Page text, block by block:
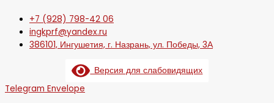
+7 (928) 798-42 06
ingkprf@yandex.ru
386101, Ингушетия, г. Назрань, ул. Победы, 3А
Версия для слабовидящих
Telegram Envelope